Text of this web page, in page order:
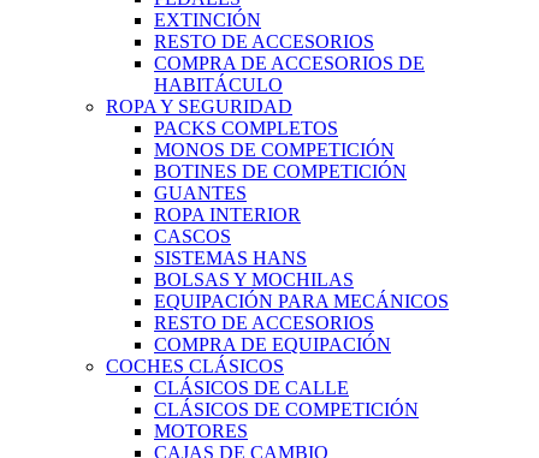
EXTINCIÓN
RESTO DE ACCESORIOS
COMPRA DE ACCESORIOS DE
HABITÁCULO
ROPA Y SEGURIDAD
PACKS COMPLETOS
MONOS DE COMPETICIÓN
BOTINES DE COMPETICIÓN
GUANTES
ROPA INTERIOR
CASCOS
SISTEMAS HANS
BOLSAS Y MOCHILAS
EQUIPACIÓN PARA MECÁNICOS
RESTO DE ACCESORIOS
COMPRA DE EQUIPACIÓN
COCHES CLÁSICOS
CLÁSICOS DE CALLE
CLÁSICOS DE COMPETICIÓN
MOTORES
CAJAS DE CAMBIO